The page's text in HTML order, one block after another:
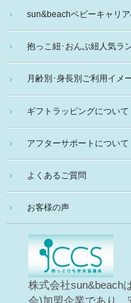
sun&beachベビーキャリ
抱っこ紐･おんぶ紐人気ラ
月齢別･身長別ご利用イメ
ギフトラッピングについて
アフターサポートについて
よくあるご質問
お客様の声
株式会社sun&beach